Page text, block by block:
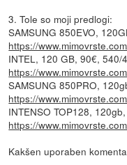
3. Tole so moji predlogi:
SAMSUNG 850EVO,
https://
INTEL, 120 GB, 90€, 540/
https://
SAMSUNG 850PRO,
https://
INTENSO TOP128,
https://
Kakšen uporaben